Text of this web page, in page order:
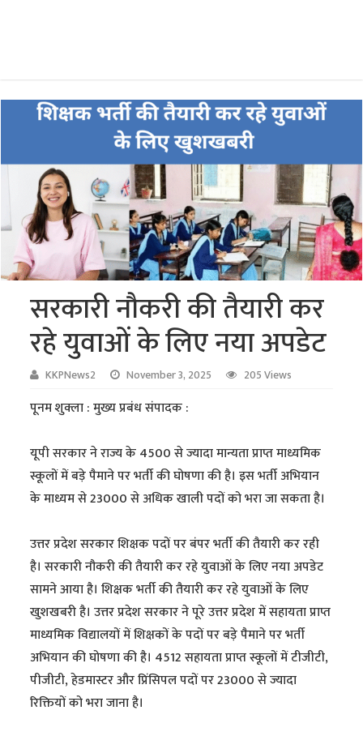
सरकारी नौकरी की तैयारी कर
रहे युवाओं के लिए नया अपडेट
KKPNews2 November 3, 2025 205 Views
पूनम शुक्ला : मुख्य प्रबंध संपादक :
यूपी सरकार ने राज्य के 4500 से ज्यादा मान्यता प्राप्त माध्यमिक
स्कूलों में बड़े पैमाने पर भर्ती की घोषणा की है। इस भर्ती अभियान
के माध्यम से 23000 से अधिक खाली पदों को भरा जा सकता है।
उत्तर प्रदेश सरकार शिक्षक पदों पर बंपर भर्ती की तैयारी कर रही
है। सरकारी नौकरी की तैयारी कर रहे युवाओं के लिए नया अपडेट
सामने आया है। शिक्षक भर्ती की तैयारी कर रहे युवाओं के लिए
खुशखबरी है। उत्तर प्रदेश सरकार ने पूरे उत्तर प्रदेश में सहायता प्राप्त
माध्यमिक विद्यालयों में शिक्षकों के पदों पर बड़े पैमाने पर भर्ती
अभियान की घोषणा की है। 4512 सहायता प्राप्त स्कूलों में टीजीटी,
पीजीटी, हेडमास्टर और प्रिंसिपल पदों पर 23000 से ज्यादा
रिक्तियों को भरा जाना है।